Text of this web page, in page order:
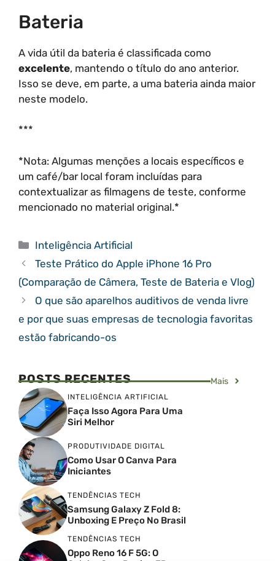
Bateria
A vida útil da bateria é classificada como
excelente, mantendo o título do ano anterior.
Isso se deve, em parte, a uma bateria ainda maior
neste modelo.
***
*Nota: Algumas menções a locais específicos e
um café/bar local foram incluídas para
contextualizar as filmagens de teste, conforme
mencionado no material original.*
Categorias
Inteligência Artificial
Teste Prático do Apple iPhone 16 Pro
(Comparação de Câmera, Teste de Bateria e Vlog)
O que são aparelhos auditivos de venda livre
e por que suas empresas de tecnologia favoritas
estão fabricando-os
POSTS RECENTES Mais
INTELIGÊNCIA ARTIFICIAL
Faça Isso Agora Para Uma
Siri Melhor
PRODUTIVIDADE DIGITAL
Como Usar O Canva Para
Iniciantes
TENDÊNCIAS TECH
Samsung Galaxy Z Fold 8:
Unboxing E Preço No Brasil
TENDÊNCIAS TECH
Oppo Reno 16 F 5G: O